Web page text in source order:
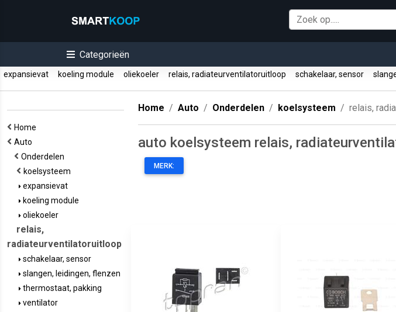
Categorieën
expansievat koeling module oliekoeler relais, radiateurventilatoruitloop schakelaar, sensor
Home
Auto
Onderdelen
koelsysteem
expansievat
koeling module
oliekoeler
relais,
radiateurventilatoruitloop
schakelaar, sensor
slangen, leidingen, flenzen
thermostaat, pakking
ventilator
Home Auto Onderdelen koelsysteem relais,
auto koelsysteem relais,
MERK: